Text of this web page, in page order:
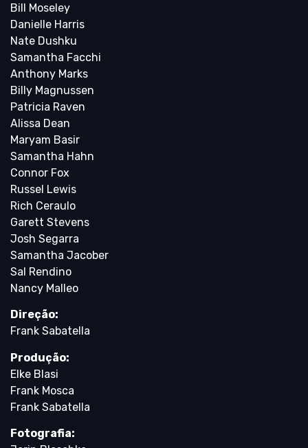
Bill Moseley
Danielle Harris
Nate Dushku
Samantha Facchi
Anthony Marks
Billy Magnussen
Patricia Raven
Alissa Dean
Maryam Basir
Samantha Hahn
Connor Fox
Russel Lewis
Rich Ceraulo
Garett Stevens
Josh Segarra
Samantha Jacober
Sal Rendino
Nancy Malleo
Direção:
Frank Sabatella
Produção:
Elke Blasi
Frank Mosca
Frank Sabatella
Fotografia: